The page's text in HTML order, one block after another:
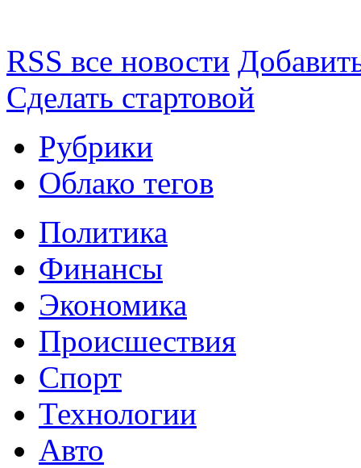
RSS все новости
Сделать стартовой
Рубрики
Облако тегов
Политика
Финансы
Экономика
Происшествия
Спорт
Технологии
Авто